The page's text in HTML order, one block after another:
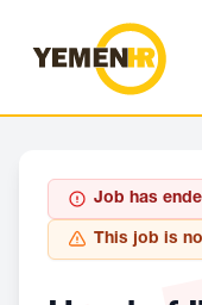
Job has
This job is